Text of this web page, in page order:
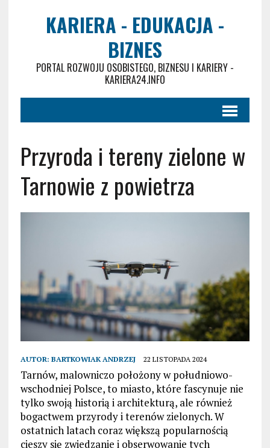
KARIERA - EDUKACJA -
BIZNES
PORTAL ROZWOJU OSOBISTEGO, BIZNESU I KARIERY -
KARIERA24.INFO
Przyroda i tereny zielone w
Tarnowie z powietrza
AUTOR: BARTKOWIAK ANDRZEJ 22 LISTOPADA 2024
Tarnów, malowniczo położony w południowo-
wschodniej Polsce, to miasto, które fascynuje nie
tylko swoją historią i architekturą, ale również
bogactwem przyrody i terenów zielonych. W
ostatnich latach coraz większą popularnością
cieszy się zwiedzanie i obserwowanie tych